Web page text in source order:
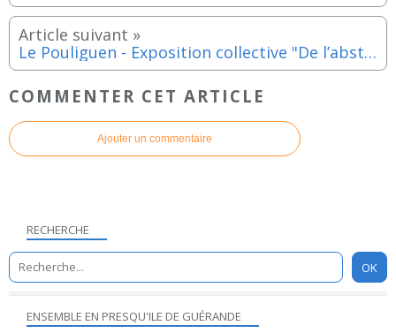
Le Pouliguen - Exposition collective "De l’abstrait à l’infini" du 4 au 30 juillet 2024
COMMENTER CET ARTICLE
Ajouter un commentaire
RECHERCHE
ENSEMBLE EN PRESQU'ILE DE GUÉRANDE